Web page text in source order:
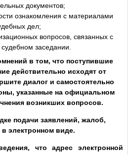
документов;
ознакомления с материалами
дел;
вопросов, связанных с
судебном заседании.
в том, что поступившие
действительно исходят от
диалог и самостоятельно
указанные на официальном
возникших вопросов.
подачи заявлений, жалоб,
электронном виде.
чтоадрес электронной